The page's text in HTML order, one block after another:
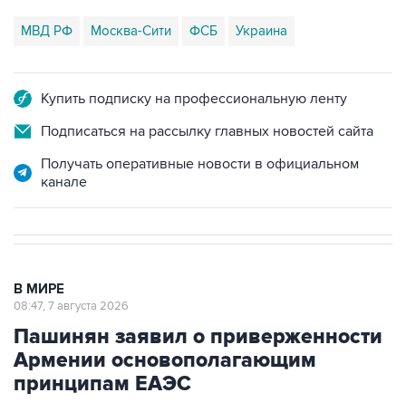
МВД РФ Москва-Сити ФСБ Украина
Купить подписку на профессиональную ленту
Подписаться на рассылку главных новостей сайта
Получать оперативные новости в официальном
канале
В МИРЕ
08:47, 7 августа 2026
Пашинян заявил о приверженности
Армении основополагающим
принципам ЕАЭС